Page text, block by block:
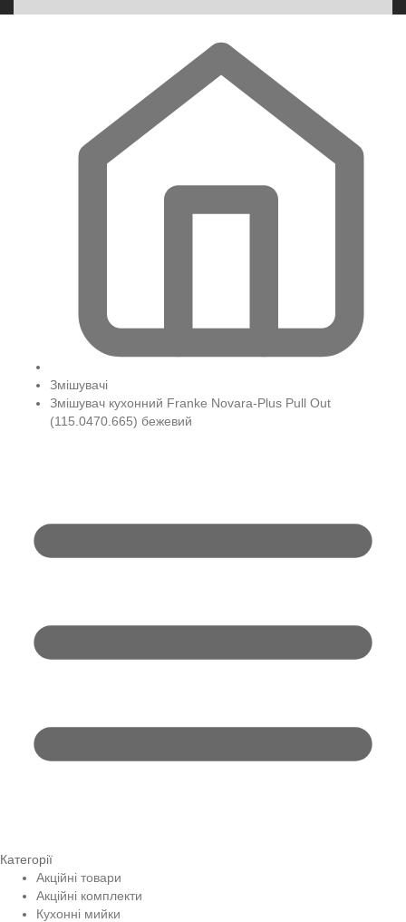
Змішувачі
Змішувач кухонний Franke Novara-Plus Pull Out
(115.0470.665) бежевий
Категорії
Акційні товари
Акційні комплекти
Кухонні мийки